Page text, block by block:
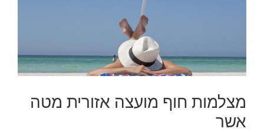
מצלמות חוף מועצה אזורית מטה
אשר